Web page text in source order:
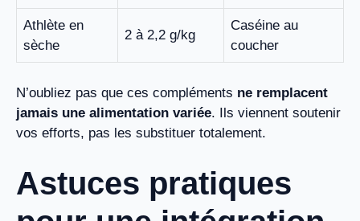
Athlète en
sèche
2 à 2,2 g/kg
Caséine au
coucher
N’oubliez pas que ces compléments ne remplacent
jamais une alimentation variée. Ils viennent soutenir
vos efforts, pas les substituer totalement.
Astuces pratiques